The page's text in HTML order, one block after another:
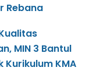
Rebana
MIN 3 Bantul
Kurikulum KMA